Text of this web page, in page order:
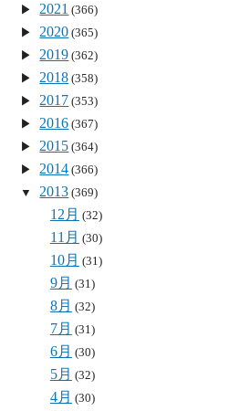
2021 (366)
2020 (365)
2019 (362)
2018 (358)
2017 (353)
2016 (367)
2015 (364)
2014 (366)
2013 (369)
12月 (32)
11月 (30)
10月 (31)
9月 (31)
8月 (32)
7月 (31)
6月 (30)
5月 (32)
4月 (30)